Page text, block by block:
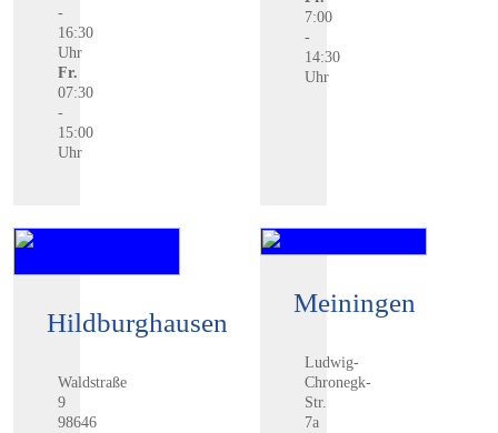
-
16:30
Uhr
Fr.
07:30
-
15:00
Uhr
7:00
-
14:30
Uhr
Hildburghausen
Waldstraße
9
98646
Meiningen
Ludwig-
Chronegk-
Str.
7a